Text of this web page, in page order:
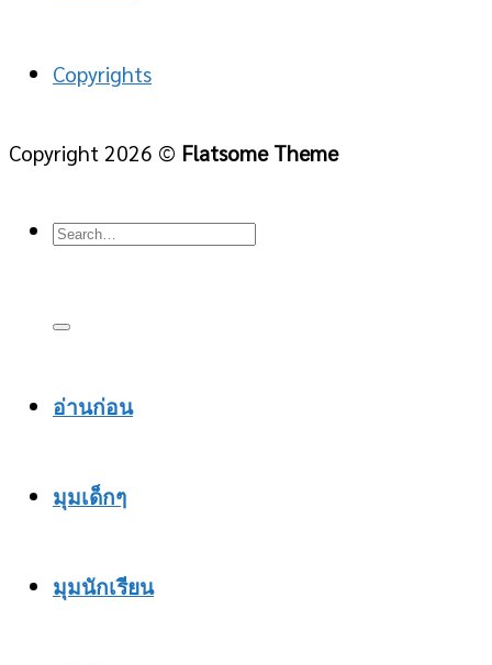
Copyrights
Copyright 2026 © Flatsome Theme
อ่านก่อน
มุมเด็กๆ
มุมนักเรียน